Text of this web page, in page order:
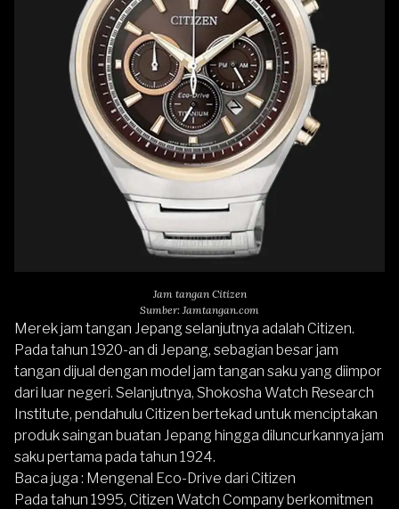
Jam tangan Citizen
Sumber: Jamtangan.com
Merek jam tangan Jepang selanjutnya adalah Citizen.
Pada tahun 1920-an di Jepang, sebagian besar jam
tangan dijual dengan model jam tangan saku yang diimpor
dari luar negeri. Selanjutnya, Shokosha Watch Research
Institute, pendahulu Citizen bertekad untuk menciptakan
produk saingan buatan Jepang hingga diluncurkannya jam
saku pertama pada tahun 1924.
Baca juga : Mengenal Eco-Drive dari Citizen
Pada tahun 1995, Citizen Watch Company berkomitmen